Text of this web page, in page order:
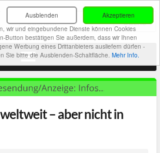
Akzeptieren
Ausblenden
wir und eingebundene Dienste können Cookies
Button bestätigen Sie außerdem, dass wir Ihnen
Werbung eines Drittanbieters ausliefern dürfen -
Sie bitte die Ausblenden-Schaltfläche. Mehr Info.
– aber nicht in